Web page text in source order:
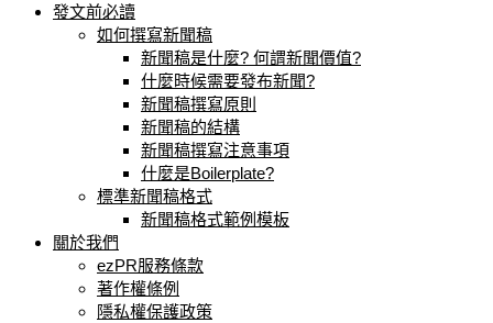
發文前必讀
如何撰寫新聞稿
新聞稿是什麼? 何謂新聞價值?
什麼時候需要發布新聞?
新聞稿撰寫原則
新聞稿的結構
新聞稿撰寫注意事項
什麼是Boilerplate?
標準新聞稿格式
新聞稿格式範例模板
關於我們
ezPR服務條款
著作權條例
隱私權保護政策